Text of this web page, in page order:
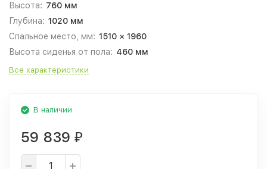
Высота: 760 мм
Глубина: 1020 мм
Спальное место, мм: 1510 × 1960
Высота сиденья от пола: 460 мм
Все характеристики
В наличии
59 839 ₽